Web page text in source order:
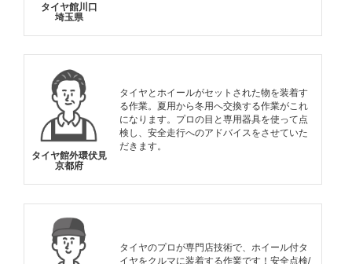
タイヤ館川口
埼玉県
タイヤ館外環伏見
京都府
タイヤとホイールがセットされた物を装着す
る作業。夏用から冬用へ交換する作業がこれ
になります。プロの目と専用器具を使って点
検し、安全走行へのアドバイスをさせていた
だきます。
タイヤのプロが専門店技術で、ホイール付タ
イヤをクルマに装着する作業です！安全点検/